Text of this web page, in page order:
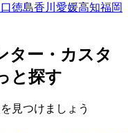
徳島香川 愛媛高知福岡
ター・カスタ
と探す
見つけましょう